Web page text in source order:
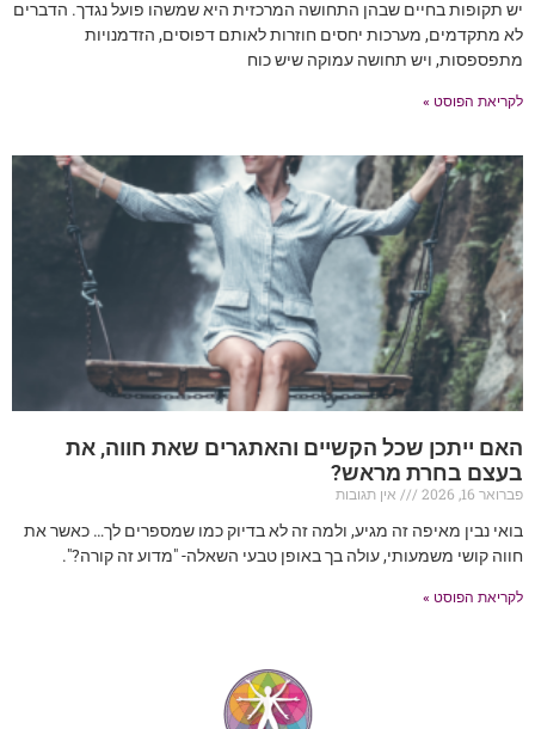
יש תקופות בחיים שבהן התחושה המרכזית היא שמשהו פועל נגדך. הדברים
לא מתקדמים, מערכות יחסים חוזרות לאותם דפוסים, הזדמנויות
מתפספסות, ויש תחושה עמוקה שיש כוח
לקריאת הפוסט »
האם ייתכן שכל הקשיים והאתגרים שאת חווה, את
בעצם בחרת מראש?
פברואר 16, 2026
אין תגובות
בואי נבין מאיפה זה מגיע, ולמה זה לא בדיוק כמו שמספרים לך… כאשר את
חווה קושי משמעותי, עולה בך באופן טבעי השאלה- "מדוע זה קורה?".
לקריאת הפוסט »